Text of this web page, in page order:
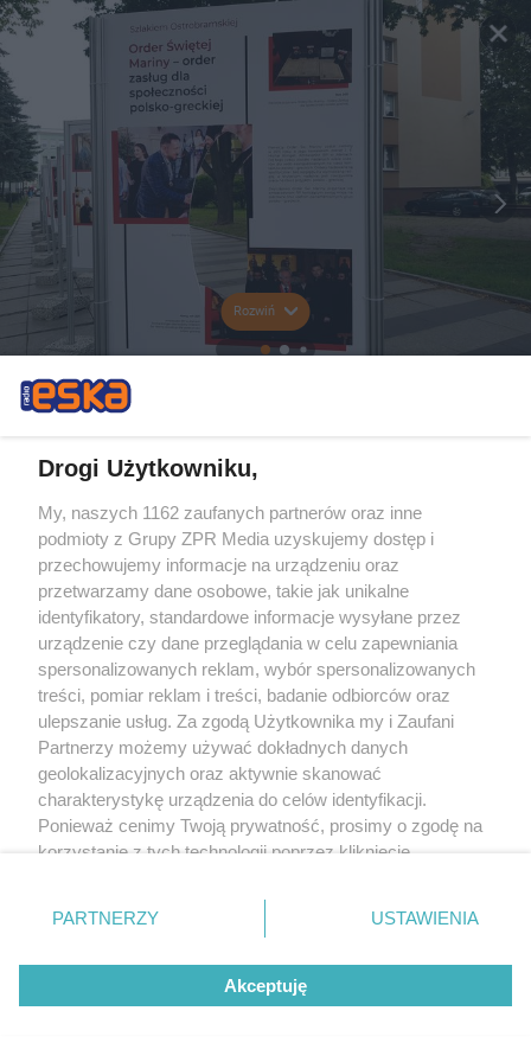
Rozwiń
Drogi Użytkowniku,
My, naszych 1162 zaufanych partnerów oraz inne
podmioty z Grupy ZPR Media uzyskujemy dostęp i
przechowujemy informacje na urządzeniu oraz
przetwarzamy dane osobowe, takie jak unikalne
identyfikatory, standardowe informacje wysyłane przez
urządzenie czy dane przeglądania w celu zapewniania
spersonalizowanych reklam, wybór spersonalizowanych
treści, pomiar reklam i treści, badanie odbiorców oraz
ulepszanie usług. Za zgodą Użytkownika my i Zaufani
Partnerzy możemy używać dokładnych danych
geolokalizacyjnych oraz aktywnie skanować
charakterystykę urządzenia do celów identyfikacji.
Ponieważ cenimy Twoją prywatność, prosimy o zgodę na
korzystanie z tych technologii poprzez kliknięcie
zmienić/wycofać klikając przycisk ustawień prywatności
znajdujący się w lewym dolnym rogu strony
rodzaje przetwarzania danych nie wymagają zgody
użytkownika, ale masz prawo sprzeciwić się takiemu
przetwarzaniu. Preferencje będą miały zastosowanie tylko
PARTNERZY USTAWIENIA
Akceptuję